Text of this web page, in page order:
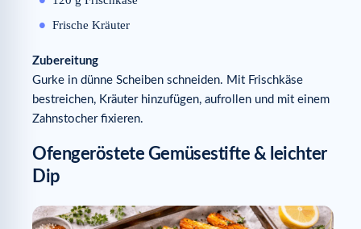
Frische Kräuter
Zubereitung
Gurke in dünne Scheiben schneiden. Mit Frischkäse
bestreichen, Kräuter hinzufügen, aufrollen und mit einem
Zahnstocher fixieren.
Ofengeröstete Gemüsestifte & leichter
Dip